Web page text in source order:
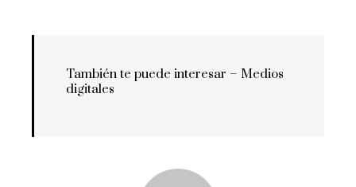
También te puede interesar – Medios
digitales